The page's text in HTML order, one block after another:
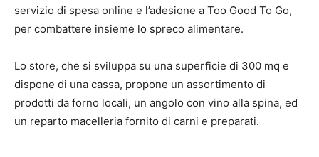
servizio di spesa online e l’adesione a Too Good To Go,
per combattere insieme lo spreco alimentare.
Lo store, che si sviluppa su una superficie di 300 mq e
dispone di una cassa, propone un assortimento di
prodotti da forno locali, un angolo con vino alla spina, ed
un reparto macelleria fornito di carni e preparati.